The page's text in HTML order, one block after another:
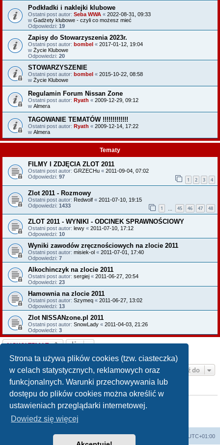
Strona ta używa plików cookies (tzw. ciasteczka)
w celach statystycznych, reklamowych oraz
funkcjonalnych. Warunki przechowywania lub
dostępu do plików cookies można określić w
ustawieniach przeglądarki internetowej.
Dowiedz się więcej
Podkładki i naklejki klubowe
Ostatni post autor: Seba WWA « 2022-08-31, 09:33
w Gadżety klubowe - czyli co możesz mieć
Odpowiedzi: 19
Zapisy do Stowarzyszenia 2023r.
Ostatni post autor: bombel « 2017-01-12, 19:04
w Życie Klubowe
Odpowiedzi: 20
STOWARZYSZENIE
Ostatni post autor: bombel « 2015-10-22, 08:58
w Życie Klubowe
Regulamin Forum Nissan Zone
Ostatni post autor: Ryath « 2009-12-29, 09:12
w Almera
TAGOWANIE TEMATÓW !!!!!!!!!!!!!
Ostatni post autor: Ryath « 2009-12-14, 17:22
w Almera
Tematy
FILMY I ZDJĘCIA ZLOT 2011
Ostatni post autor: GRZECHu « 2011-09-04, 07:02
Odpowiedzi: 97 1 2 3 4
Zlot 2011 - Rozmowy
Ostatni post autor: Redwolf « 2011-07-10, 19:15
Odpowiedzi: 1433 1 45 46 47 48
ZLOT 2011 - WYNIKI - ODCINEK SPRAWNOŚCIOWY
Ostatni post autor: lewy « 2011-07-10, 17:12
Odpowiedzi: 10
Wyniki zawodów zręcznościowych na zlocie 2011
Ostatni post autor: misiek-ol « 2011-07-01, 17:40
Odpowiedzi: 7
Alkochinczyk na zlocie 2011
Ostatni post autor: sergiej « 2011-06-27, 20:54
Odpowiedzi: 23
Hamownia na zlocie 2011
Ostatni post autor: Szymeq « 2011-06-27, 13:02
Odpowiedzi: 13
Zlot NISSANzone.pl 2011
Ostatni post autor: SnowLady « 2011-04-03, 21:26
Odpowiedzi: 3
NOWY TEMAT
Tematy: 7 • Strona
Przejdź do
TWOJE UPRAWNIENIA NA TYM FORUM
Nie możeszodpowiadać w tematach
Nie możesz
zmieniać swoich postów
Nie możeszusuwać swoich postów
Strona główna KLUBU FORUM UTC+01:00